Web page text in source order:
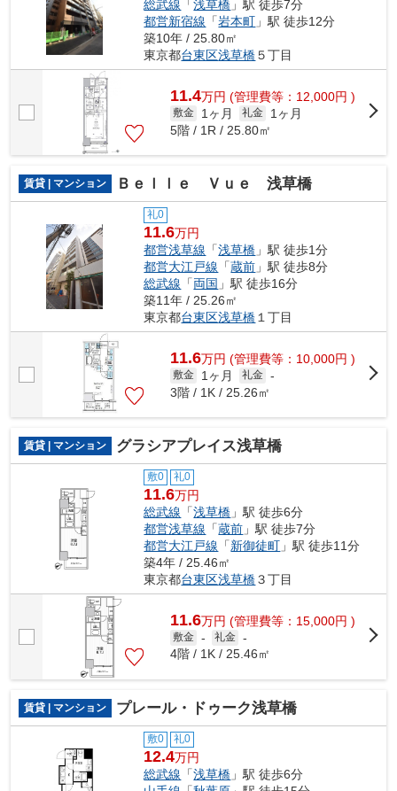
総武線 「浅草橋 」駅 徒歩7分
都営新宿線 「岩本町 」駅 徒歩12分
築10年 / 25.80㎡
東京都台東区浅草橋５丁目
11.4万円 (管理費等：12,000円 )
敷金 1ヶ月 礼金
1ヶ月
5階 / 1R / 25.80㎡
賃貸 | マンション Ｂｅｌｌｅ Ｖｕｅ 浅草橋
礼0
11.6万円
都営浅草線 「浅草橋 」駅 徒歩1分
都営大江戸線 「蔵前 」駅 徒歩8分
総武線 「両国 」駅 徒歩16分
築11年 / 25.26㎡
東京都台東区浅草橋 １丁目
11.6万円 (管理費等：10,000円 )
敷金 1ヶ月 礼金 -
3階 / 1K / 25.26㎡
賃貸 | マンション グラシアプレイス浅草橋
敷0 礼0
11.6万円
総武線 「浅草橋 」駅 徒歩6分
都営浅草線 「蔵前 」駅 徒歩7分
都営大江戸線 「新御徒町 」駅 徒歩11分
築4年 / 25.46㎡
東京都台東区浅草橋３丁目
11.6万円 (管理費等：15,000円 )
敷金 - 礼金 -
4階 / 1K / 25.46㎡
賃貸 | マンション プレール・ドゥーク浅草橋
敷0 礼0
12.4万円
総武線 「浅草橋 」駅 徒歩6分